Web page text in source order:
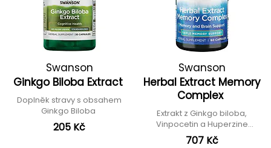
Swanson
Ginkgo Biloba Extract
Doplněk stravy s obsahem
Ginkgo Biloba
205 Kč
Swanson
Herbal Extract Memory
Complex
Extrakt z Ginkgo biloba,
Vinpocetin a Huperzine
serrata
707 Kč